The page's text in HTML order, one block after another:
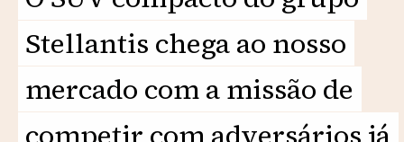
Stellantis chega ao nosso
mercado com a missão de
Stellantis chega ao nosso
mercado com a missão de